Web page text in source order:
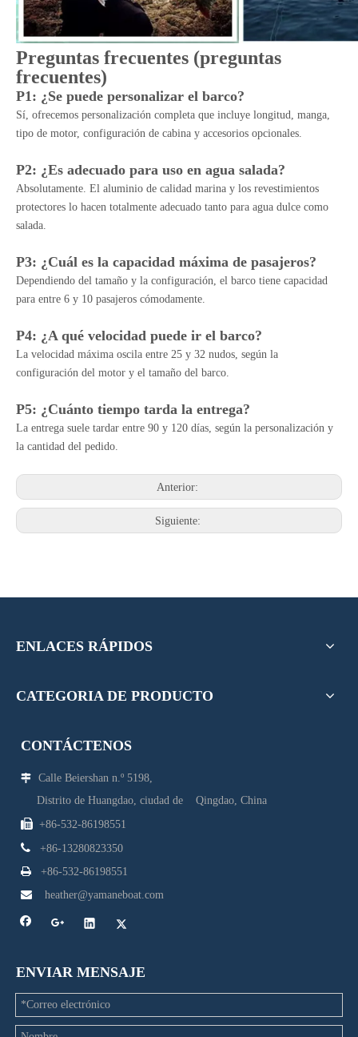
Preguntas frecuentes (preguntas
frecuentes)
P1: ¿Se puede personalizar el barco?
Sí, ofrecemos personalización completa que incluye longitud, manga,
tipo de motor, configuración de cabina y accesorios opcionales.
P2: ¿Es adecuado para uso en agua salada?
Absolutamente. El aluminio de calidad marina y los revestimientos
protectores lo hacen totalmente adecuado tanto para agua dulce como
salada.
P3: ¿Cuál es la capacidad máxima de pasajeros?
Dependiendo del tamaño y la configuración, el barco tiene capacidad
para entre 6 y 10 pasajeros cómodamente.
P4: ¿A qué velocidad puede ir el barco?
La velocidad máxima oscila entre 25 y 32 nudos, según la
configuración del motor y el tamaño del barco.
P5: ¿Cuánto tiempo tarda la entrega?
La entrega suele tardar entre 90 y 120 días, según la personalización y
la cantidad del pedido.
Anterior:
Siguiente:
ENLACES RÁPIDOS
CATEGORIA DE PRODUCTO
CONTÁCTENOS
 Calle Beiershan n.º 5198,
Distrito de Huangdao, ciudad de Qingdao, China
 +86-532-86198551

+86-13280823350
 +86-532-86198551
 heather@yamaneboat.com
ENVIAR MENSAJE